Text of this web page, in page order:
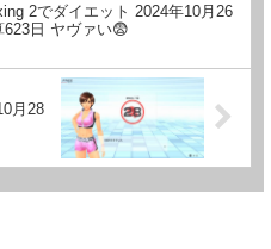
2でダイエット 2024年10月26
623日 ヤヴァい😨
月28